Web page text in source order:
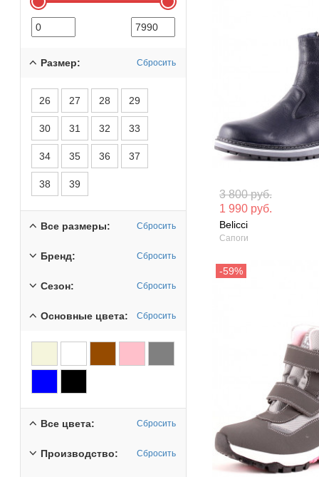
Размер: Сбросить
26 27 28 29
30 31 32 33
34 35 36 37
38 39
Все размеры: Сбросить
Бренд: Сбросить
Сезон: Сбросить
Основные цвета: Сбросить
Все цвета: Сбросить
Производство: Сбросить
Материал вверха: Натуральная
Сезон: Зима
3 800 руб.
1 990 руб.
Belicci
Сапоги
Материал
кожа
Сезон: Зима